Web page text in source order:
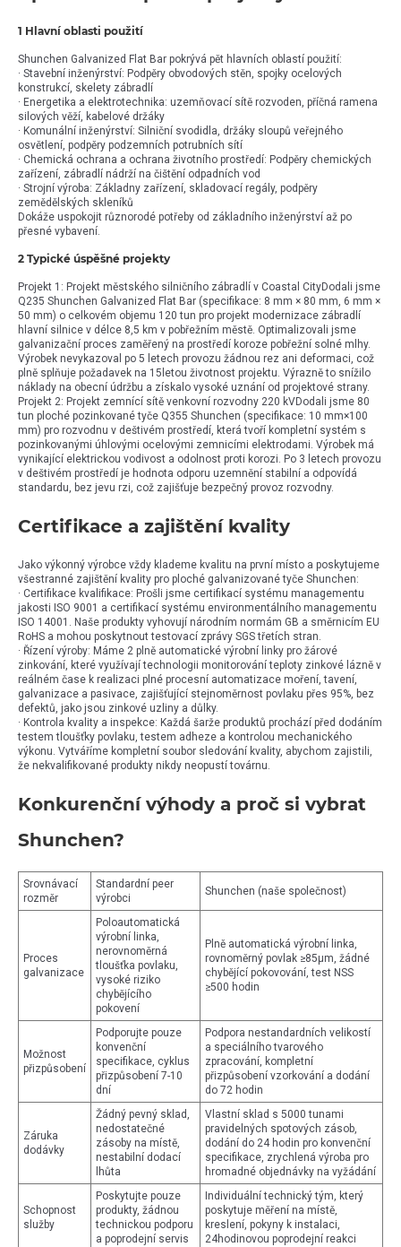
1 Hlavní oblasti použití
Shunchen Galvanized Flat Bar pokrývá pět hlavních oblastí použití:
· Stavební inženýrství: Podpěry obvodových stěn, spojky ocelových
konstrukcí, skelety zábradlí
· Energetika a elektrotechnika: uzemňovací sítě rozvoden, příčná ramena
silových věží, kabelové držáky
· Komunální inženýrství: Silniční svodidla, držáky sloupů veřejného
osvětlení, podpěry podzemních potrubních sítí
· Chemická ochrana a ochrana životního prostředí: Podpěry chemických
zařízení, zábradlí nádrží na čištění odpadních vod
· Strojní výroba: Základny zařízení, skladovací regály, podpěry
zemědělských skleníků
Dokáže uspokojit různorodé potřeby od základního inženýrství až po
přesné vybavení.
2 Typické úspěšné projekty
Projekt 1: Projekt městského silničního zábradlí v Coastal CityDodali jsme
Q235 Shunchen Galvanized Flat Bar (specifikace: 8 mm × 80 mm, 6 mm ×
50 mm) o celkovém objemu 120 tun pro projekt modernizace zábradlí
hlavní silnice v délce 8,5 km v pobřežním městě. Optimalizovali jsme
galvanizační proces zaměřený na prostředí koroze pobřežní solné mlhy.
Výrobek nevykazoval po 5 letech provozu žádnou rez ani deformaci, což
plně splňuje požadavek na 15letou životnost projektu. Výrazně to snížilo
náklady na obecní údržbu a získalo vysoké uznání od projektové strany.
Projekt 2: Projekt zemnící sítě venkovní rozvodny 220 kVDodali jsme 80
tun ploché pozinkované tyče Q355 Shunchen (specifikace: 10 mm×100
mm) pro rozvodnu v deštivém prostředí, která tvoří kompletní systém s
pozinkovanými úhlovými ocelovými zemnicími elektrodami. Výrobek má
vynikající elektrickou vodivost a odolnost proti korozi. Po 3 letech provozu
v deštivém prostředí je hodnota odporu uzemnění stabilní a odpovídá
standardu, bez jevu rzi, což zajišťuje bezpečný provoz rozvodny.
Certifikace a zajištění kvality
Jako výkonný výrobce vždy klademe kvalitu na první místo a poskytujeme
všestranné zajištění kvality pro ploché galvanizované tyče Shunchen:
· Certifikace kvalifikace: Prošli jsme certifikací systému managementu
jakosti ISO 9001 a certifikací systému environmentálního managementu
ISO 14001. Naše produkty vyhovují národním normám GB a směrnicím EU
RoHS a mohou poskytnout testovací zprávy SGS třetích stran.
· Řízení výroby: Máme 2 plně automatické výrobní linky pro žárové
zinkování, které využívají technologii monitorování teploty zinkové lázně v
reálném čase k realizaci plné procesní automatizace moření, tavení,
galvanizace a pasivace, zajišťující stejnoměrnost povlaku přes 95%, bez
defektů, jako jsou zinkové uzliny a důlky.
· Kontrola kvality a inspekce: Každá šarže produktů prochází před dodáním
testem tloušťky povlaku, testem adheze a kontrolou mechanického
výkonu. Vytváříme kompletní soubor sledování kvality, abychom zajistili,
že nekvalifikované produkty nikdy neopustí továrnu.
Konkurenční výhody a proč si vybrat
Shunchen?
Srovnávací
rozměr
Standardní peer
výrobci
Shunchen (naše společnost)
Proces
galvanizace
Poloautomatická
výrobní linka,
nerovnoměrná
tloušťka povlaku,
vysoké riziko
chybějícího
pokovení
Plně automatická výrobní linka,
rovnoměrný povlak ≥85μm, žádné
chybějící pokovování, test NSS
≥500 hodin
Možnost
přizpůsobení
Podporujte pouze
konvenční
specifikace, cyklus
přizpůsobení 7-10
dní
Podpora nestandardních velikostí
a speciálního tvarového
zpracování, kompletní
přizpůsobení vzorkování a dodání
do 72 hodin
Záruka
dodávky
Žádný pevný sklad,
nedostatečné
zásoby na místě,
nestabilní dodací
lhůta
Vlastní sklad s 5000 tunami
pravidelných spotových zásob,
dodání do 24 hodin pro konvenční
specifikace, zrychlená výroba pro
hromadné objednávky na vyžádání
Schopnost
služby
Poskytujte pouze
produkty, žádnou
technickou podporu
a poprodejní servis
Individuální technický tým, který
poskytuje měření na místě,
kreslení, pokyny k instalaci,
24hodinovou poprodejní reakci